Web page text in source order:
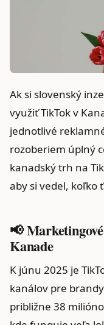
Ak si slovenský
využiť TikTok v
jednotlivé
rozoberiem úplný
kanadský trh na
aby si vedel, koľko
📢
Kanade
K júnu 2025 je
kanálov pre
približne 38